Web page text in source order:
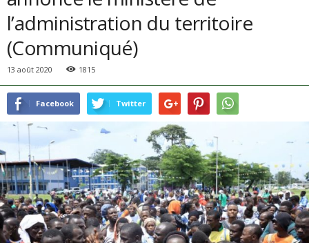
l’administration du territoire
(Communiqué)
13 août 2020 1815
Facebook Twitter